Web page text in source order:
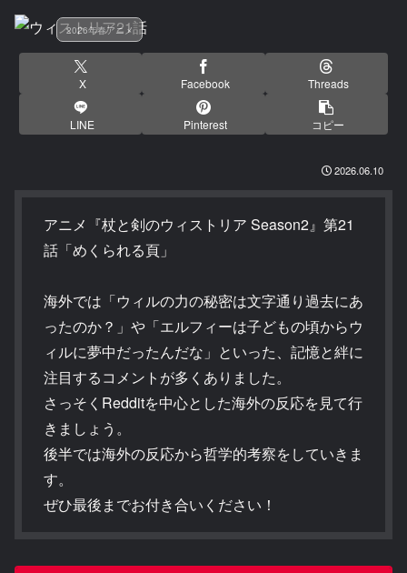
2026年春アニメ
X Facebook Threads
LINE Pinterest コピー
2026.06.10
アニメ『杖と剣のウィストリア Season2』第21
話「めくられる頁」
海外では「ウィルの力の秘密は文字通り過去にあ
ったのか？」や「エルフィーは子どもの頃からウ
ィルに夢中だったんだな」といった、記憶と絆に
注目するコメントが多くありました。
さっそくRedditを中心とした海外の反応を見て行
きましょう。
後半では海外の反応から哲学的考察をしていきま
す。
ぜひ最後までお付き合いください！